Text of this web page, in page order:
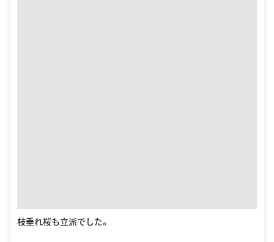
枝垂れ桜も立派でした。